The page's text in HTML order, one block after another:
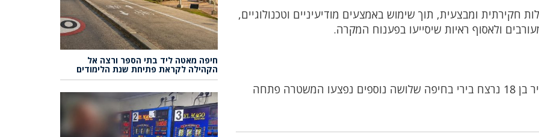
חקירתית ומבצעית, תוך שימוש באמצעים מודיעיניים וטכנולוגיים,
ולאסוף ראיות שיסייעו בפענוח המקרה.
צעיר בן 18 נרצח בירי בחיפה שלושה נוספים נפצעו המשטרה פתחה
חיפה מאטה ליד בתי הספר ורצה אל
הקהילה לקראת פתיחת שנת הלימודים